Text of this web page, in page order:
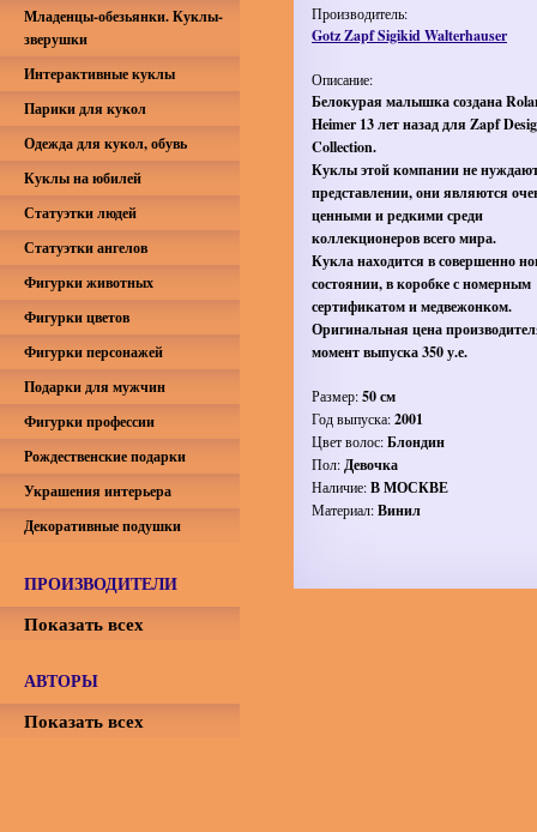
Производитель:
Gotz Zapf Sigikid Walterhauser
Описание:
Белокурая малышка создана
Heimer 13 лет назад для Zapf
Collection.
Куклы этой компании не
представлении, они являются
ценными и редкими среди
коллекционеров всего мира.
Кукла находится в совершенно
состоянии, в коробке с номерным
сертификатом и медвежонком.
Оригинальная цена
момент выпуска 350 у.е.
Размер:50 см
Год выпуска:2001
Цвет волос:Блондин
Пол:Девочка
Наличие:В МОСКВЕ
Материал:Винил
Младенцы-обезьянки. Куклы-
зверушки
Интерактивные куклы
Парики для кукол
Одежда для кукол, обувь
Куклы на юбилей
Статуэтки людей
Статуэтки ангелов
Фигурки животных
Фигурки цветов
Фигурки персонажей
Подарки для мужчин
Фигурки профессии
Рождественские подарки
Украшения интерьера
Декоративные подушки
ПРОИЗВОДИТЕЛИ
Показать всех
АВТОРЫ
Показать всех